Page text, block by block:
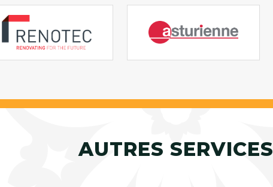
AUTRES SERVICES